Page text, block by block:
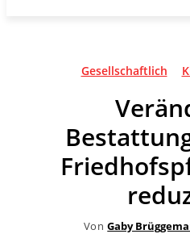
Gesellschaftlich
Von Gaby